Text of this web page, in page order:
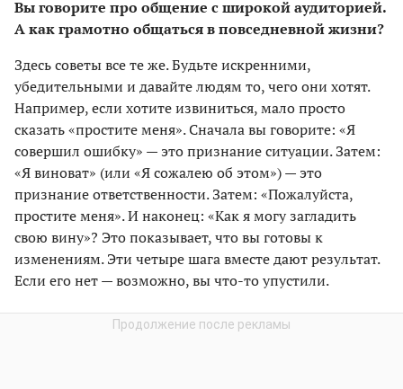
Вы говорите про общение с широкой аудиторией.
А как грамотно общаться в повседневной жизни?
Здесь советы все те же. Будьте искренними,
убедительными и давайте людям то, чего они хотят.
Например, если хотите извиниться, мало просто
сказать «простите меня». Сначала вы говорите: «Я
совершил ошибку» — это признание ситуации. Затем:
«Я виноват» (или «Я сожалею об этом») — это
признание ответственности. Затем: «Пожалуйста,
простите меня». И наконец: «Как я могу загладить
свою вину»? Это показывает, что вы готовы к
изменениям. Эти четыре шага вместе дают результат.
Если его нет — возможно, вы что-то упустили.